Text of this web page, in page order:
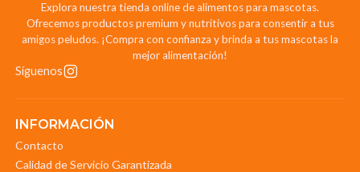
Explora nuestra tienda online de alimentos para mascotas.
Ofrecemos productos premium y nutritivos para consentir a tus
amigos peludos. ¡Compra con confianza y brinda a tus mascotas la
mejor alimentación!
Síguenos
INFORMACIÓN
Contacto
Calidad de Servicio Garantizada